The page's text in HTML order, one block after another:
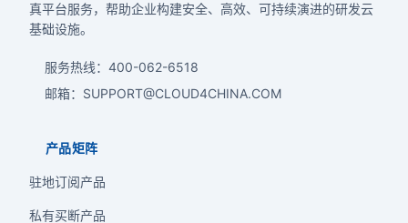
真平台服务，帮助企业构建安全、高效、可持续演进的研发云
基础设施。
服务热线： 400-062-6518
邮箱： SUPPORT@CLOUD4CHINA.COM
产品矩阵
驻地订阅产品
私有买断产品